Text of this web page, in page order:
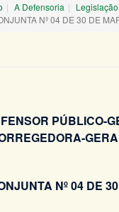
A Defensoria
Legislação
Nº 04 DE 30 DE
PÚBLICO-
Nº 04 DE